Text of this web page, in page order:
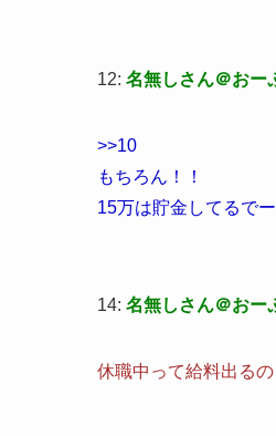
12: 名無しさん＠おー
>>10
もちろん！！
15万は貯金してるでー
14: 名無しさん＠おー
休職中って給料出るの